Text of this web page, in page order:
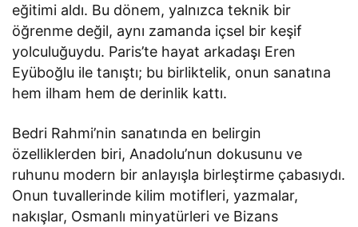
eğitimi aldı. Bu dönem, yalnızca teknik bir
öğrenme değil, aynı zamanda içsel bir keşif
yolculuğuydu. Paris’te hayat arkadaşı Eren
Eyüboğlu ile tanıştı; bu birliktelik, onun sanatına
hem ilham hem de derinlik kattı.
Bedri Rahmi’nin sanatında en belirgin
özelliklerden biri, Anadolu’nun dokusunu ve
ruhunu modern bir anlayışla birleştirme çabasıydı.
Onun tuvallerinde kilim motifleri, yazmalar,
nakışlar, Osmanlı minyatürleri ve Bizans